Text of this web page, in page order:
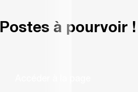
Postes à pourvoir